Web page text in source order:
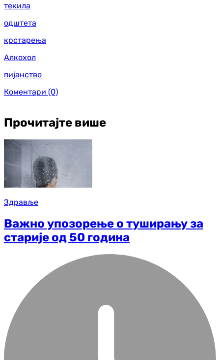
текила
одштета
крстарења
Алкохол
пијанство
Коментари (0)
Прочитајте више
Здравље
Важно упозорење о туширању за
старије од 50 година